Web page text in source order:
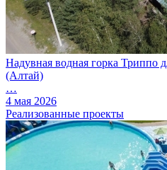
Надувная водная горка Триппо
(Алтай)
…
4 мая 2026
Реализованные проекты